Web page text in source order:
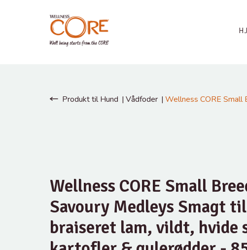
Produkt til Hund Vådfoder Wellness CORE Small
Wellness CORE Small
Savoury Medleys Smagt
braiseret lam, vildt, hvide